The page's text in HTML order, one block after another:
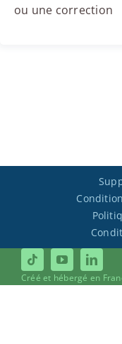
ou une correction
Créé et hébergé en